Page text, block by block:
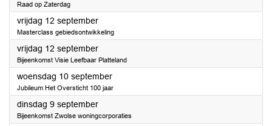
Raad op Zaterdag
vrijdag 12 september2025
Masterclass gebiedsontwikkeling
vrijdag 12 september2025
Bijeenkomst Visie Leefbaar Platteland
woensdag 10 september2025
Jubileum Het Oversticht 100 jaar
dinsdag 9 september2025
Bijeenkomst Zwolse woningcorporaties